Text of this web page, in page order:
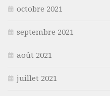
octobre 2021
septembre 2021
août 2021
juillet 2021